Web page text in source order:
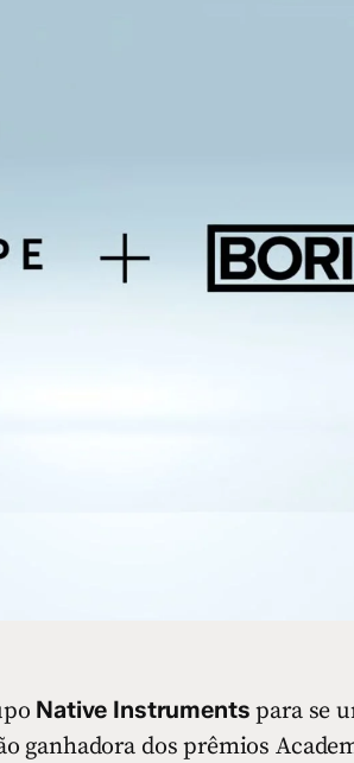
Native Instruments para se
ganhadora dos prêmios